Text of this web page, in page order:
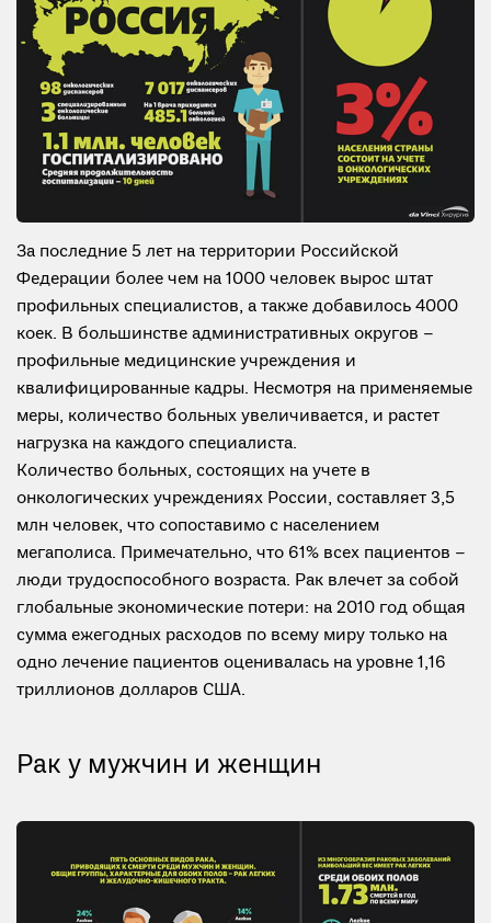
За последние 5 лет на территории Российской
Федерации более чем на 1000 человек вырос штат
профильных специалистов, а также добавилось 4000
коек. В большинстве административных округов –
профильные медицинские учреждения и
квалифицированные кадры. Несмотря на применяемые
меры, количество больных увеличивается, и растет
нагрузка на каждого специалиста.
Количество больных, состоящих на учете в
онкологических учреждениях России, составляет 3,5
млн человек, что сопоставимо с населением
мегаполиса. Примечательно, что 61% всех пациентов –
люди трудоспособного возраста. Рак влечет за собой
глобальные экономические потери: на 2010 год общая
сумма ежегодных расходов по всему миру только на
одно лечение пациентов оценивалась на уровне 1,16
триллионов долларов США.
Рак у мужчин и женщин